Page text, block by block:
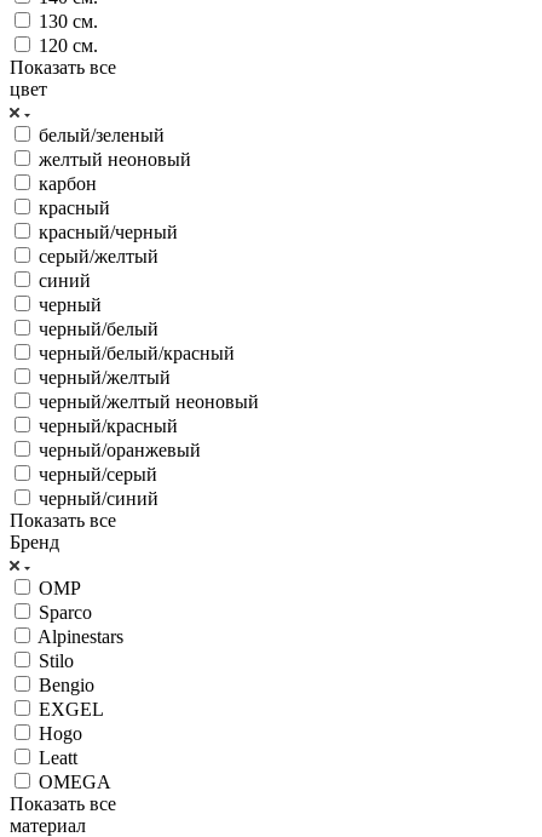
130 см.
120 см.
Показать все
цвет
белый/зеленый
желтый неоновый
карбон
красный
красный/черный
серый/желтый
синий
черный
черный/белый
черный/белый/красный
черный/желтый
черный/желтый неоновый
черный/красный
черный/оранжевый
черный/серый
черный/синий
Показать все
Бренд
OMP
Sparco
Alpinestars
Stilo
Bengio
EXGEL
Hogo
Leatt
OMEGA
Показать все
материал